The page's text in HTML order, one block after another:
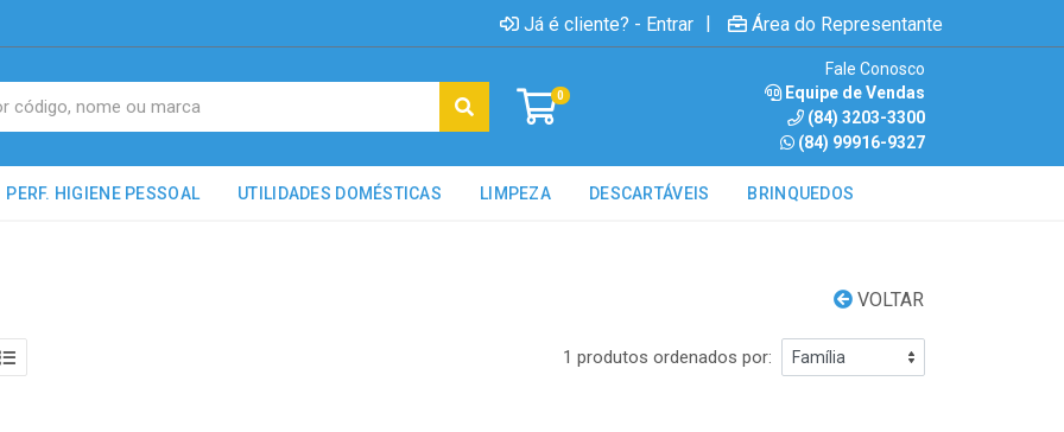
Já é cliente? - Entrar | Área do Representante
0
Fale Conosco
Equipe de Vendas
(84) 3203-3300
(84) 99916-9327
PERF. HIGIENE PESSOAL UTILIDADES DOMÉSTICAS LIMPEZA DESCARTÁVEIS BRINQUEDOS
VOLTAR
1 produtos ordenados por: